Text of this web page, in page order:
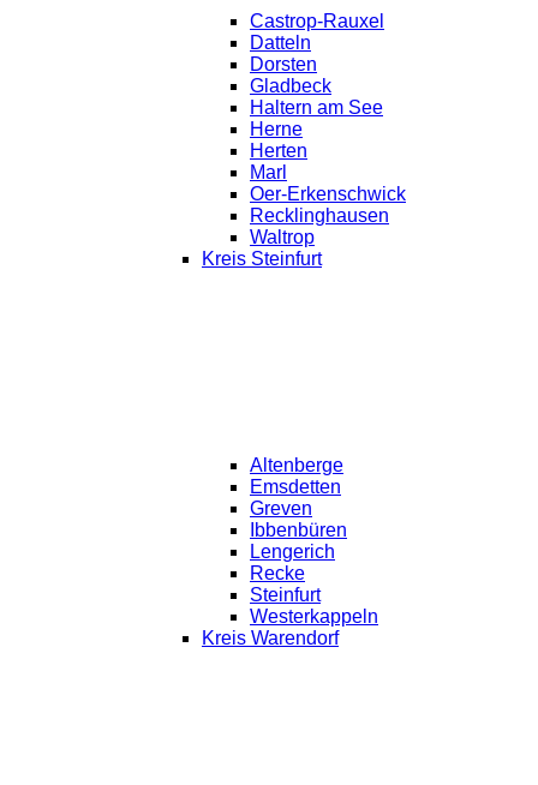
Castrop-Rauxel
Datteln
Dorsten
Gladbeck
Haltern am See
Herne
Herten
Marl
Oer-Erkenschwick
Recklinghausen
Waltrop
Kreis Steinfurt
Altenberge
Emsdetten
Greven
Ibbenbüren
Lengerich
Recke
Steinfurt
Westerkappeln
Kreis Warendorf